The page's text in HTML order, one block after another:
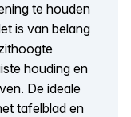
te houden
is van belang
houding en
De ideale
tafelblad en